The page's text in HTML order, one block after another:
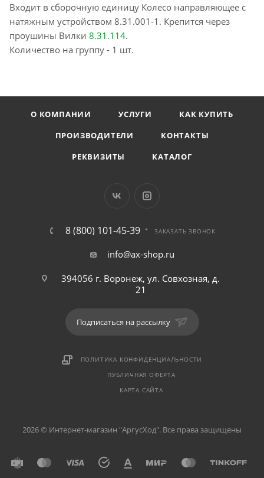
Входит в сборочную единицу Колесо направляющее с
натяжным устройством 8.31.001-1. Крепится через
проушины Вилки 8.31.114.
Количество на группу - 1 шт.
О КОМПАНИИ УСЛУГИ
КАК КУПИТЬ
ПРОИЗВОДИТЕЛИ
КОНТАКТЫ
РЕКВИЗИТЫ
КАТАЛОГ
8 (800) 101-45-39 ЗАКАЗАТЬ ЗВОНОК
info@ax-shop.ru
394056 г. Воронеж, ул. Совхозная, д.
21
Подписаться на рассылку
ПОЛИТИКА КОНФИДЕНЦИАЛЬНОСТИ
ПУБЛИЧНАЯ ОФЕРТА
КАРТА САЙТА
2026 © Интернет-магазин "АргусХод". Все права защищены